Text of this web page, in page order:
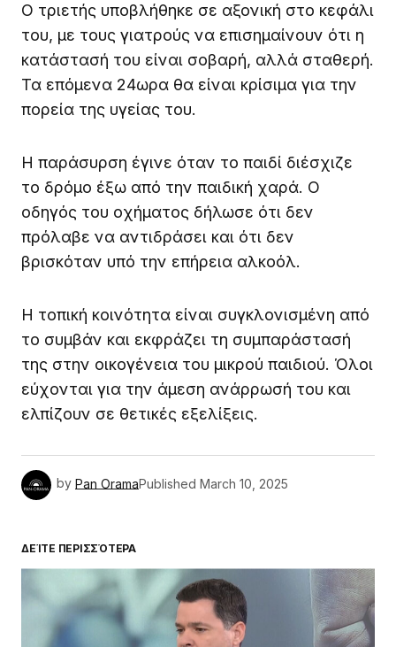
Ο τριετής υποβλήθηκε σε αξονική στο κεφάλι
του, με τους γιατρούς να επισημαίνουν ότι η
κατάστασή του είναι σοβαρή, αλλά σταθερή.
Τα επόμενα 24ωρα θα είναι κρίσιμα για την
πορεία της υγείας του.
Η παράσυρση έγινε όταν το παιδί διέσχιζε
το δρόμο έξω από την παιδική χαρά. Ο
οδηγός του οχήματος δήλωσε ότι δεν
πρόλαβε να αντιδράσει και ότι δεν
βρισκόταν υπό την επήρεια αλκοόλ.
Η τοπική κοινότητα είναι συγκλονισμένη από
το συμβάν και εκφράζει τη συμπαράστασή
της στην οικογένεια του μικρού παιδιού. Όλοι
εύχονται για την άμεση ανάρρωσή του και
ελπίζουν σε θετικές εξελίξεις.
by Pan OramaPublished March 10, 2025
ΔΕΊΤΕ ΠΕΡΙΣΣΌΤΕΡΑ